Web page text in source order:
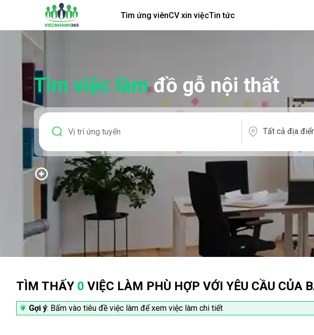
Tìm ứng viênCV xin việcTin tức
Tìm việc làmđồ gỗ nội thất
Tất cả địa
TÌM THẤY 0 VIỆC LÀM PHÙ HỢP VỚI YÊU CẦU CỦA
Gợi ý: Bấm vào tiêu đề việc làm để xem việc làm chi tiết